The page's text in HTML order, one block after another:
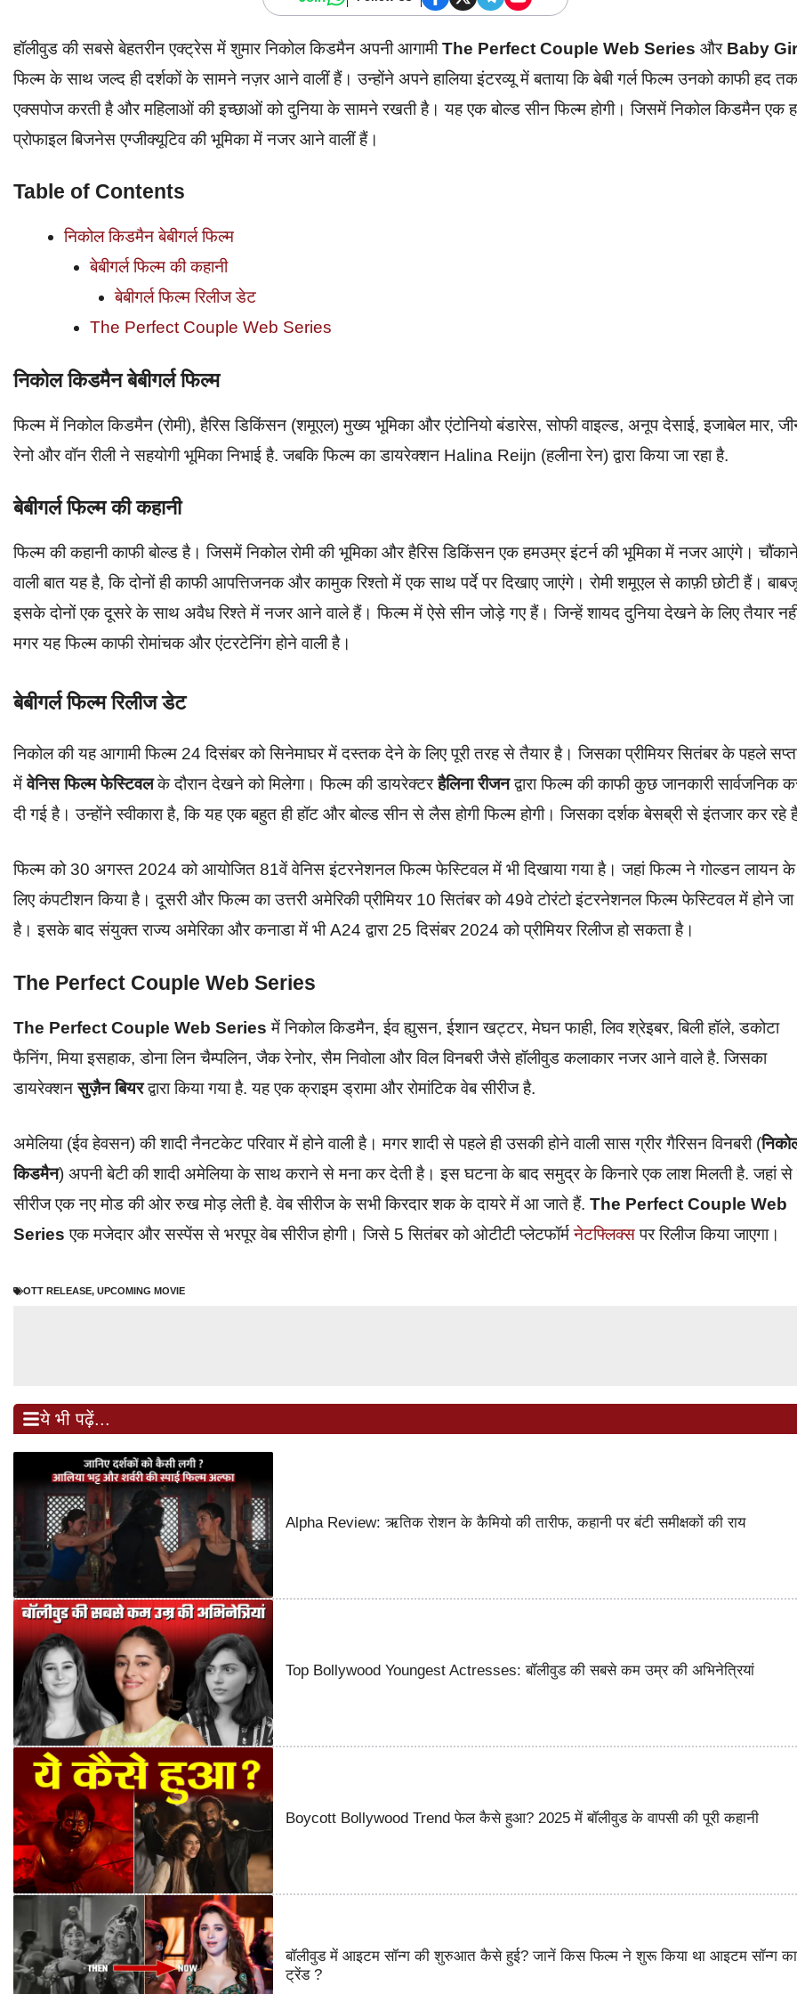
हॉलीवुड की सबसे बेहतरीन एक्ट्रेस में शुमार निकोल किडमैन अपनी आगामीThe Perfect Couple Web Series और Baby
फिल्म के साथ जल्द ही दर्शकों के सामने नज़र आने वालीं हैं। उन्होंने अपने हालिया इंटरव्यू में बताया कि बेबी गर्ल फिल्म उनको काफी हद तक
एक्सपोज करती है और महिलाओं की इच्छाओं को दुनिया के सामने रखती है। यह एक बोल्ड सीन फिल्म होगी। जिसमें निकोल किडमैन एक
प्रोफाइल बिजनेस एग्जीक्यूटिव की भूमिका में नजर आने वालीं हैं।
Table of Contents
निकोल किडमैन बेबीगर्ल फिल्म
बेबीगर्ल फिल्म की कहानी
बेबीगर्ल फिल्म रिलीज डेट
The Perfect Couple Web Series
निकोल किडमैन बेबीगर्ल फिल्म
फिल्म में निकोल किडमैन (रोमी), हैरिस डिकिंसन (शमूएल) मुख्य भूमिका और एंटोनियो बंडारेस, सोफी वाइल्ड, अनूप देसाई, इजाबेल मार,
रेनो और वॉन रीली ने सहयोगी भूमिका निभाई है. जबकि फिल्म का डायरेक्शन Halina Reijn (हलीना रेन) द्वारा किया जा रहा है.
बेबीगर्ल फिल्म की कहानी
फिल्म की कहानी काफी बोल्ड है। जिसमें निकोल रोमी की भूमिका और हैरिस डिकिंसन एक हमउम्र इंटर्न की भूमिका में नजर आएंगे।
वाली बात यह है, कि दोनों ही काफी आपत्तिजनक और कामुक रिश्तो में एक साथ पर्दे पर दिखाए जाएंगे। रोमी शमूएल से काफ़ी छोटी हैं।
इसके दोनों एक दूसरे के साथ अवैध रिश्ते में नजर आने वाले हैं। फिल्म में ऐसे सीन जोड़े गए हैं। जिन्हें शायद दुनिया देखने के लिए तैयार
मगर यह फिल्म काफी रोमांचक और एंटरटेनिंग होने वाली है।
बेबीगर्ल फिल्म रिलीज डेट
निकोल की यह आगामी फिल्म 24 दिसंबर को सिनेमाघर में दस्तक देने के लिए पूरी तरह से तैयार है। जिसका प्रीमियर सितंबर के पहले
मेंवेनिस फिल्म फेस्टिवलके दौरान देखने को मिलेगा। फिल्म की डायरेक्टरहैलिना रीजनद्वारा फिल्म की काफी कुछ जानकारी सार्वजनिक
दी गई है। उन्होंने स्वीकारा है, कि यह एक बहुत ही हॉट और बोल्ड सीन से लैस होगी फिल्म होगी। जिसका दर्शक बेसब्री से इंतजार कर रहे
फिल्म को 30 अगस्त 2024 को आयोजित 81वें वेनिस इंटरनेशनल फिल्म फेस्टिवल में भी दिखाया गया है। जहां फिल्म ने गोल्डन लायन के
लिए कंपटीशन किया है। दूसरी और फिल्म का उत्तरी अमेरिकी प्रीमियर 10 सितंबर को 49वे टोरंटो इंटरनेशनल फिल्म फेस्टिवल में होने जा
है। इसके बाद संयुक्त राज्य अमेरिका और कनाडा में भी A24 द्वारा 25 दिसंबर 2024 को प्रीमियर रिलीज हो सकता है।
The Perfect Couple Web Series
The Perfect Couple Web Series में निकोल किडमैन, ईव ह्युसन, ईशान खट्टर, मेघन फाही, लिव श्रेइबर, बिली हॉले, डकोटा
फैनिंग, मिया इसहाक, डोना लिन चैम्पलिन, जैक रेनोर, सैम निवोला और विल विनबरी जैसे हॉलीवुड कलाकार नजर आने वाले है. जिसका
डायरेक्शनसुज़ैन बियरद्वारा किया गया है. यह एक क्राइम ड्रामा और रोमांटिक वेब सीरीज है.
अमेलिया (ईव हेवसन) की शादी नैनटकेट परिवार में होने वाली है। मगर शादी से पहले ही उसकी होने वाली सास ग्रीर गैरिसन विनबरी (
किडमैन) अपनी बेटी की शादी अमेलिया के साथ कराने से मना कर देती है। इस घटना के बाद समुद्र के किनारे एक लाश मिलती है. जहां से
सीरीज एक नए मोड की ओर रुख मोड़ लेती है. वेब सीरीज के सभी किरदार शक के दायरे में आ जाते हैं. The Perfect Couple Web
Series एक मजेदार और सस्पेंस से भरपूर वेब सीरीज होगी। जिसे 5 सितंबर को ओटीटी प्लेटफॉर्मनेटफ्लिक्सपर रिलीज किया जाएगा।
OTT RELEASE, UPCOMING MOVIE
ये भी पढ़ें...
Alpha Review: ऋतिक रोशन के कैमियो की तारीफ, कहानी पर बंटी समीक्षकों की राय
Top Bollywood Youngest Actresses: बॉलीवुड की सबसे कम उम्र की अभिनेत्रियां
Boycott Bollywood Trend फेल कैसे हुआ? 2025 में बॉलीवुड के वापसी की पूरी कहानी
बॉलीवुड में आइटम सॉन्ग की शुरुआत कैसे हुई? जानें किस फिल्म ने शुरू किया था आइटम सॉन्ग का
ट्रेंड ?